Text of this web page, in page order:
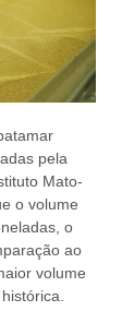
pela
Mato-
o volume
o
ao
volume